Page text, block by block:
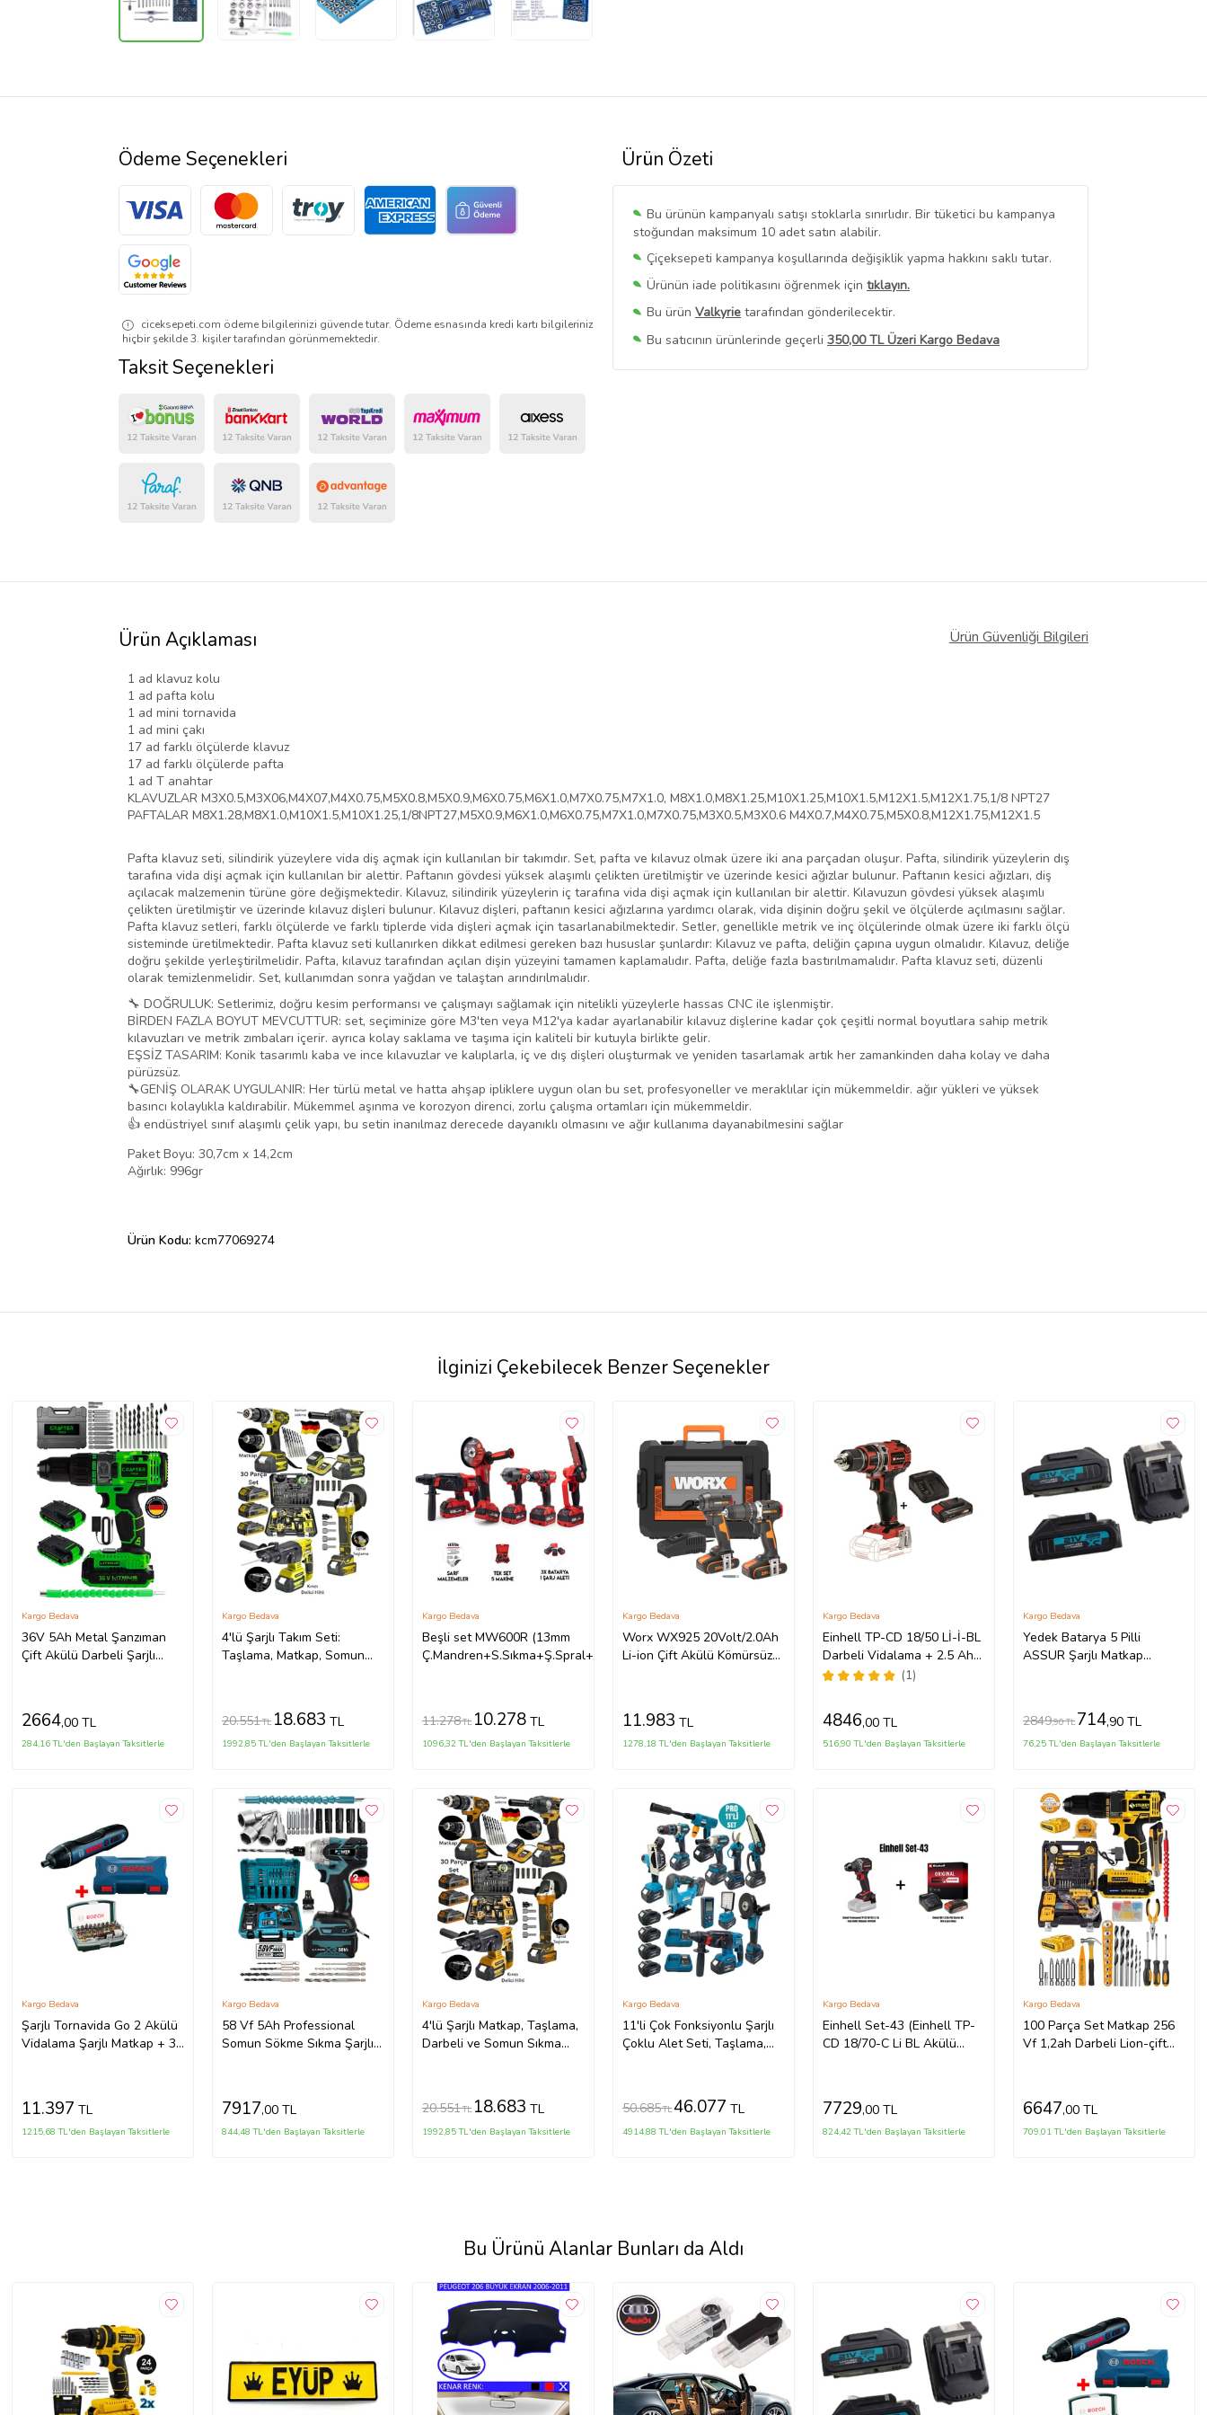
Ürün Özeti
Bu ürünün kampanyalı satışı stoklarla sınırlıdır. Bir tüketici bu kampanya
stoğundan maksimum 10 adet satın alabilir.
Çiçeksepeti kampanya koşullarında değişiklik yapma hakkını saklı tutar.
Ürünün iade politikasını öğrenmek için tıklayın.
Bu ürün Valkyrie tarafından gönderilecektir.
Bu satıcının ürünlerinde geçerli 350,00 TL Üzeri Kargo Bedava
Bu SatıcınınTüm Ürünlerini Görüntüle
Ödeme Seçenekleri
ciceksepeti.com ödeme bilgilerinizi güvende tutar. Ödeme esnasında kredi kartı bilgileriniz
hiçbir şekilde 3. kişiler tarafından görünmemektedir.
Taksit Seçenekleri
Ürün Açıklaması Ürün Güvenliği Bilgileri
1 ad klavuz kolu
1 ad pafta kolu
1 ad mini tornavida
1 ad mini çakı
17 ad farklı ölçülerde klavuz
17 ad farklı ölçülerde pafta
1 ad T anahtar
KLAVUZLAR M3X0.5,M3X06,M4X07,M4X0.75,M5X0.8,M5X0.9,M6X0.75,M6X1.0,M7X0.75,M7X1.0, M8X1.0,M8X1.25,M10X1.25,M10X1.5,M12X1.5,M12X1.75,1/8 NPT27
PAFTALAR M8X1.28,M8X1.0,M10X1.5,M10X1.25,1/8NPT27,M5X0.9,M6X1.0,M6X0.75,M7X1.0,M7X0.75,M3X0.5,M3X0.6 M4X0.7,M4X0.75,M5X0.8,M12X1.75,M12X1.5
Pafta klavuz seti, silindirik yüzeylere vida diş açmak için kullanılan bir takımdır. Set, pafta ve kılavuz olmak üzere iki ana parçadan oluşur. Pafta, silindirik yüzeylerin dış
tarafına vida dişi açmak için kullanılan bir alettir. Paftanın gövdesi yüksek alaşımlı çelikten üretilmiştir ve üzerinde kesici ağızlar bulunur. Paftanın kesici ağızları, diş
açılacak malzemenin türüne göre değişmektedir. Kılavuz, silindirik yüzeylerin iç tarafına vida dişi açmak için kullanılan bir alettir. Kılavuzun gövdesi yüksek alaşımlı
çelikten üretilmiştir ve üzerinde kılavuz dişleri bulunur. Kılavuz dişleri, paftanın kesici ağızlarına yardımcı olarak, vida dişinin doğru şekil ve ölçülerde açılmasını sağlar.
Pafta klavuz setleri, farklı ölçülerde ve farklı tiplerde vida dişleri açmak için tasarlanabilmektedir. Setler, genellikle metrik ve inç ölçülerinde olmak üzere iki farklı ölçü
sisteminde üretilmektedir. Pafta klavuz seti kullanırken dikkat edilmesi gereken bazı hususlar şunlardır: Kılavuz ve pafta, deliğin çapına uygun olmalıdır. Kılavuz, deliğe
doğru şekilde yerleştirilmelidir. Pafta, kılavuz tarafından açılan dişin yüzeyini tamamen kaplamalıdır. Pafta, deliğe fazla bastırılmamalıdır. Pafta klavuz seti, düzenli
olarak temizlenmelidir. Set, kullanımdan sonra yağdan ve talaştan arındırılmalıdır.
🔧 DOĞRULUK: Setlerimiz, doğru kesim performansı ve çalışmayı sağlamak için nitelikli yüzeylerle hassas CNC ile işlenmiştir.
BİRDEN FAZLA BOYUT MEVCUTTUR: set, seçiminize göre M3'ten veya M12'ya kadar ayarlanabilir kılavuz dişlerine kadar çok çeşitli normal boyutlara sahip metrik
kılavuzları ve metrik zımbaları içerir. ayrıca kolay saklama ve taşıma için kaliteli bir kutuyla birlikte gelir.
EŞSİZ TASARIM: Konik tasarımlı kaba ve ince kılavuzlar ve kalıplarla, iç ve dış dişleri oluşturmak ve yeniden tasarlamak artık her zamankinden daha kolay ve daha
pürüzsüz.
🔧GENİŞ OLARAK UYGULANIR: Her türlü metal ve hatta ahşap ipliklere uygun olan bu set, profesyoneller ve meraklılar için mükemmeldir. ağır yükleri ve yüksek
basıncı kolaylıkla kaldırabilir. Mükemmel aşınma ve korozyon direnci, zorlu çalışma ortamları için mükemmeldir.
👍 endüstriyel sınıf alaşımlı çelik yapı, bu setin inanılmaz derecede dayanıklı olmasını ve ağır kullanıma dayanabilmesini sağlar
Paket Boyu: 30,7cm x 14,2cm
Ağırlık: 996gr
Ürün Kodu: kcm77069274
İlginizi Çekebilecek Benzer Seçenekler
36V 5Ah Metal Şanzıman
Çift Akülü Darbeli Şarjlı
Kargo Bedava
2664,00 TL
284,16 TL'den Başlayan Taksitlerle
4'lü Şarjlı Takım Seti:
Taşlama, Matkap, Somun
Kargo Bedava
20.551TL 18.683 TL
1992,85 TL'den Başlayan Taksitlerle
Beşli set MW600R (13mm
Ç.Mandren+S.Sıkma+Ş.Spral+Ş.Hilti+Budama)
Kargo Bedava
11.278TL 10.278TL
1096,32 TL'den Başlayan Taksitlerle
Worx WX925 20Volt/2.0Ah
Li-ion Çift Akülü Kömürsüz
Darbeli Tornavida Kombo
Set
Kargo Bedava
11.983 TL
1278,18 TL'den Başlayan Taksitlerle
Einhell TP-CD 18/50 Lİ-İ-BL
Darbeli Vidalama + 2.5 Ah
Starter Kit
(1)
Kargo Bedava
4846,00 TL
516,90 TL'den Başlayan Taksitlerle
Yedek Batarya 5 Pilli
ASSUR Şarjlı Matkap
Kargo Bedava
2849,90 TL 714,90 TL
76,25 TL'den Başlayan Taksitlerle
Şarjlı Tornavida Go 2 Akülü
Vidalama Şarjlı Matkap + 32
Kargo Bedava
11.397 TL
1215,68 TL'den Başlayan Taksitlerle
58 Vf 5Ah Professional
Somun Sökme Sıkma Şarjlı
Kargo Bedava
7917,00 TL
844,48 TL'den Başlayan Taksitlerle
4'lü Şarjlı Matkap, Taşlama,
Darbeli ve Somun Sıkma
Kargo Bedava
20.551TL 18.683 TL
1992,85 TL'den Başlayan Taksitlerle
11'li Çok Fonksiyonlu Şarjlı
Çoklu Alet Seti, Taşlama,
Kargo Bedava
50.685TL46.077 TL
4914,88 TL'den Başlayan Taksitlerle
Einhell Set-43 (Einhell TP-
CD 18/70-C Li BL Akülü
Kargo Bedava
7729,00 TL
824,42 TL'den Başlayan Taksitlerle
100 Parça Set Matkap 256
Vf 1,2ah Darbeli Lion-çift
Kargo Bedava
6647,00 TL
709,01 TL'den Başlayan Taksitlerle
Bu Ürünü Alanlar Bunları da Aldı